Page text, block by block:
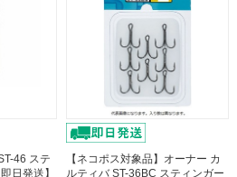
46 ステ
日発送】
【ネコポス対象品】オーナー カ
ルティバ ST-36BC スティンガー